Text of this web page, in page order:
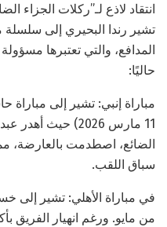
انتقاد لاذع لـ”ركلات الجزاء
تشير رندا البحيري إلى
المدافع، والتي تعتبرها
حاليًا:
11 مارس 2026) حيث
الضائع، اصطدمت بالعارضة،
سباق اللقب.
من مايو. ورغم انهيار الفريق